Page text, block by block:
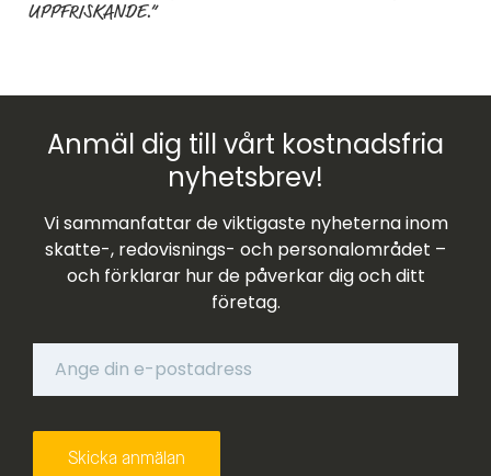
UPPFRISKANDE.”
Anmäl dig till vårt kostnadsfria
nyhetsbrev!
Vi sammanfattar de viktigaste nyheterna inom
skatte-, redovisnings- och personalområdet –
och förklarar hur de påverkar dig och ditt
företag.